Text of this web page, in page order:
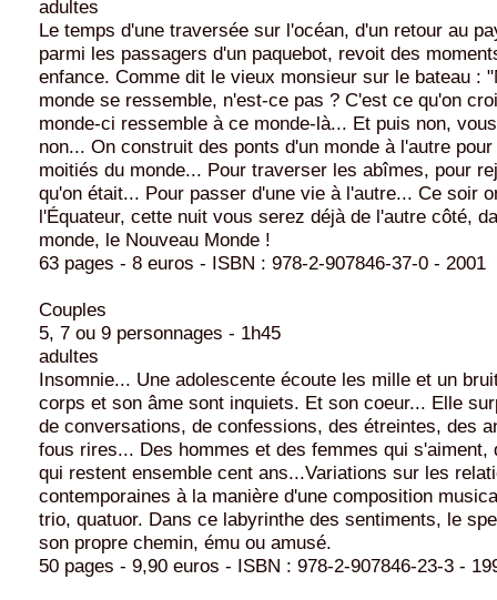
adultes
Le temps d'une traversée sur l'océan, d'un retour au
parmi les passagers d'un paquebot, revoit des
enfance. Comme dit le vieux monsieur sur le bateau :
monde se ressemble, n'est-ce pas ? C'est ce qu'on
monde-ci ressemble à ce monde-là... Et puis non,
non... On construit des ponts d'un monde à l'autre
moitiés du monde... Pour traverser les abîmes, pour
qu'on était... Pour passer d'une vie à l'autre... Ce soir
l'Équateur, cette nuit vous serez déjà de l'autre côté,
monde, le Nouveau Monde !
63 pages - 8 euros - ISBN : 978-2-907846-37-0 - 2001
Couples
5, 7 ou 9 personnages - 1h45
adultes
Insomnie... Une adolescente écoute les mille et un
corps et son âme sont inquiets. Et son coeur... Elle
de conversations, de confessions, des étreintes, des
fous rires... Des hommes et des femmes qui s'aiment,
qui restent ensemble cent ans...Variations sur les
contemporaines à la manière d'une composition
trio, quatuor. Dans ce labyrinthe des sentiments, le
son propre chemin, ému ou amusé.
50 pages - 9,90 euros - ISBN : 978-2-907846-23-3 -